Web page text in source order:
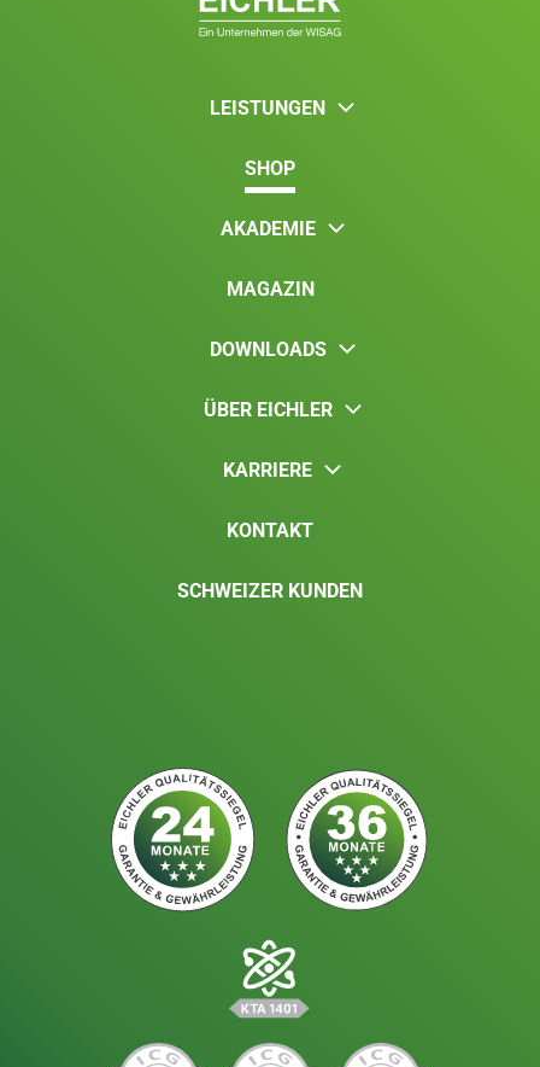
LEISTUNGEN
SHOP
AKADEMIE
MAGAZIN
DOWNLOADS
ÜBER EICHLER
KARRIERE
KONTAKT
SCHWEIZER KUNDEN